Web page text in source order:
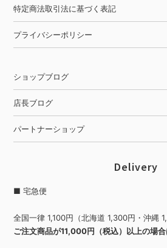
特定商法取引法に基づく表記
プライバシーポリシー
ショップブログ
店長ブログ
パートナーショップ
Delivery
■ 宅急便
全国一律 1,100円（北海道 1,300円・沖縄
ご注文商品が11,000円（税込）以上の場